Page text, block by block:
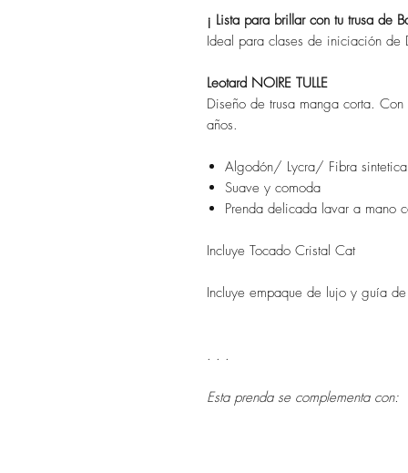
¡ Lista para brillar con tu trusa de
Ideal para clases de iniciación de
Leotard NOIRE TULLE
Diseño de trusa manga corta.
años.
Algodón/ Lycra/ Fibra sintetica
Suave y comoda
Prenda delicada lavar a mano
Incluye Tocado Cristal Cat
Incluye empaque de lujo y guía
. . .
Esta prenda se complementa con: